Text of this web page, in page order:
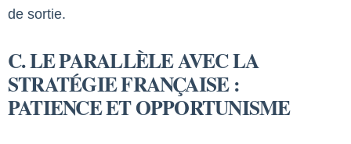
de sortie.
C. LE PARALLÈLE AVEC LA
STRATÉGIE FRANÇAISE :
PATIENCE ET OPPORTUNISME